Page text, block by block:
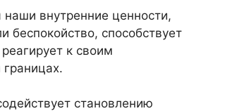
внутренние ценности,
беспокойство, способствует
к своим
становлению